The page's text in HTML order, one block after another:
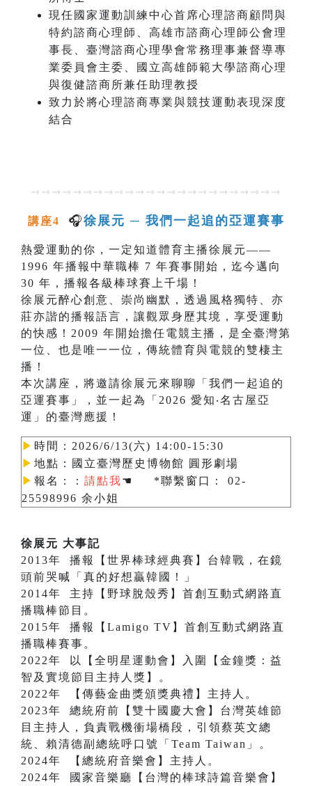
現任國家運動訓練中心首席心理諮商顧問與
特約諮商心理師、高雄市諮商心理師公會理
事長、臺灣諮商心理學會常務理事兼督導專
業委員會主委、國立高雄師範大學諮商心理
與復健諮商所兼任助理教授
致力於將心理諮商專業與競技運動表現深度
結合
⇝⇝⇝⇝⇝⇝⇝⇝⇝⇝⇝⇝⇝⇝⇝⇝⇝⇝⇝⇝⇝⇝⇝⇝
講座4 🎧徐展元 ─ 我們一起追的亞運賽事
熱愛運動的你，一定知道體育主播徐展元——
1996 年播報中華職棒 7 年賽事開始，迄今邁向
30 年，播報各級棒球賽上千場！
徐展元醉心創意、崇尚幽默，透過風格獨特、亦
莊亦諧的播報語言，讓觀眾身歷其境，享受運動
的快感！2009 年開始擔任電競主播，是全臺灣第
一位、也是唯一一位，傳統體育與電競的雙棲主
播！
本次講座，將邀請徐展元來聊聊「我們一起追的
亞運賽事」，並一起為「2026 愛知‧名古屋亞
運」的臺灣應援！
▶︎ 時間：2026/6/13(六) 14:00-15:30
▶︎ 地點：國立臺灣歷史博物館 圓形劇場
▶︎ 報名： ： 請點我☚
*聯繫窗口： 02-
25598996 余小姐
徐展元 大事記
2013年 播報【世界棒球經典賽】台韓戰，在鏡
頭前哭喊「真的好想贏韓國！」
2014年 主持【野球脫殼秀】首創互動式網路直
播職棒節目。
2015年 播報【Lamigo TV】首創互動式網路直
播職棒賽事。
2022年 以【全明星運動會】入圍【金鐘獎：益
智及實境節目主持人獎】。
2022年 【傳藝金曲獎頒獎典禮】主持人。
2023年 總統府前【雙十國慶大會】台灣英雄節
目主持人，負責戰機衝場橋段，引領蔡英文總
統、賴清德副總統呼口號「Team Taiwan」。
2024年 【總統府音樂會】主持人。
2024年 國家音樂廳【台灣的棒球詩篇音樂會】